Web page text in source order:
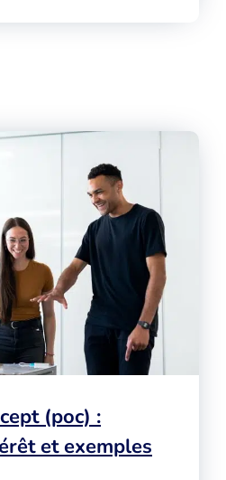
(poc) :
et exemples